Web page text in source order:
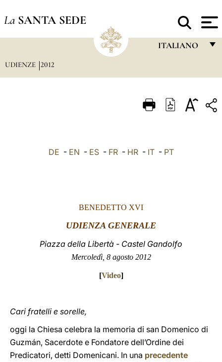
La SANTA SEDE
ITALIANO
ITALIANO
LATINE
UDIENZE 2012
DE - EN - ES- FR- HR- IT- PT
BENEDETTO XVI
UDIENZA GENERALE
Piazza della Libertà - Castel Gandolfo
Mercoledì, 8 agosto 2012
[Video]
Cari fratelli e sorelle,
oggi la Chiesa celebra la memoria di san Domenico di
Guzmán, Sacerdote e Fondatore dell’Ordine dei
Predicatori, detti Domenicani. In una precedente